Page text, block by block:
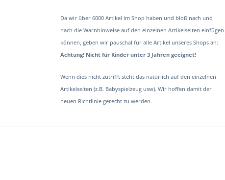
Da wir über 6000 Artikel im Shop haben und bloß nach und
nach die Warnhinweise auf den einzelnen Artikelseiten einfügen
können, geben wir pauschal für alle Artikel unseres Shops an:
Achtung! Nicht für Kinder unter 3 Jahren geeignet!
Wenn dies nicht zutrifft steht das natürlich auf den einzelnen
Artikelseiten (z.B. Babyspielzeug usw). Wir hoffen damit der
neuen Richtlinie gerecht zu werden.